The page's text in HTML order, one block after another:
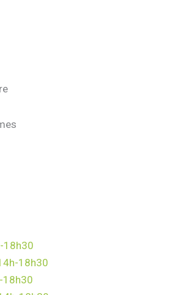
18h30
18h30
18h30